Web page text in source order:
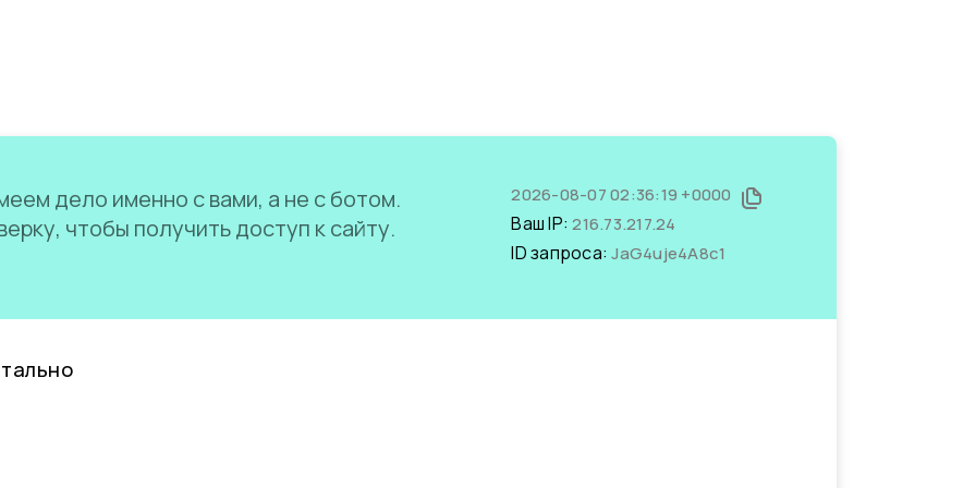
дело именно с вами, а не с ботом.
чтобы получить доступ к сайту.
2026-08-07 02:36:19 +0000
Ваш IP:216.73.217.24
ID запроса:JaG4uje4A8c1